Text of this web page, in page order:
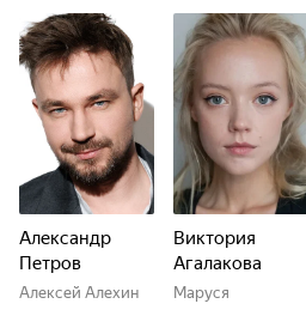
Александр
Петров
Алексей Алехин
Виктория
Агалакова
Маруся